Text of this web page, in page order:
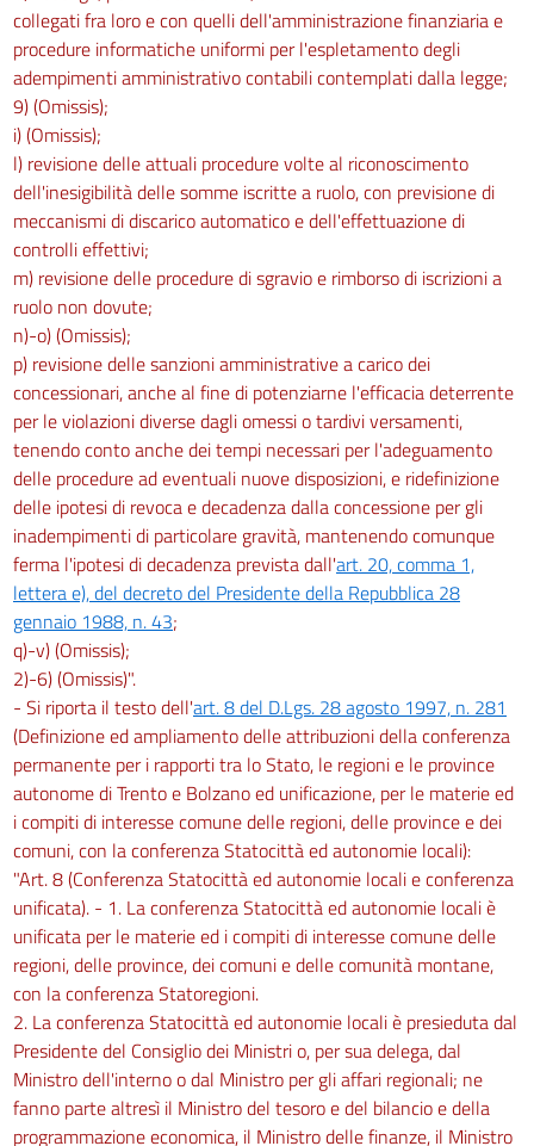
collegati fra loro e con quelli dell'amministrazione finanziaria e
procedure informatiche uniformi per l'espletamento degli
adempimenti amministrativo contabili contemplati dalla legge;
9) (Omissis);
i) (Omissis);
l) revisione delle attuali procedure volte al riconoscimento
dell'inesigibilità delle somme iscritte a ruolo, con previsione di
meccanismi di discarico automatico e dell'effettuazione di
controlli effettivi;
m) revisione delle procedure di sgravio e rimborso di iscrizioni a
ruolo non dovute;
n)-o) (Omissis);
p) revisione delle sanzioni amministrative a carico dei
concessionari, anche al fine di potenziarne l'efficacia deterrente
per le violazioni diverse dagli omessi o tardivi versamenti,
tenendo conto anche dei tempi necessari per l'adeguamento
delle procedure ad eventuali nuove disposizioni, e ridefinizione
delle ipotesi di revoca e decadenza dalla concessione per gli
inadempimenti di particolare gravità, mantenendo comunque
ferma l'ipotesi di decadenza prevista dall'art. 20, comma 1,
lettera e), del decreto del Presidente della Repubblica 28
gennaio 1988, n. 43;
q)-v) (Omissis);
2)-6) (Omissis)".
- Si riporta il testo dell'art. 8 del D.Lgs. 28 agosto 1997, n. 281
(Definizione ed ampliamento delle attribuzioni della conferenza
permanente per i rapporti tra lo Stato, le regioni e le province
autonome di Trento e Bolzano ed unificazione, per le materie ed
i compiti di interesse comune delle regioni, delle province e dei
comuni, con la conferenza Statocittà ed autonomie locali):
"Art. 8 (Conferenza Statocittà ed autonomie locali e conferenza
unificata). - 1. La conferenza Statocittà ed autonomie locali è
unificata per le materie ed i compiti di interesse comune delle
regioni, delle province, dei comuni e delle comunità montane,
con la conferenza Statoregioni.
2. La conferenza Statocittà ed autonomie locali è presieduta dal
Presidente del Consiglio dei Ministri o, per sua delega, dal
Ministro dell'interno o dal Ministro per gli affari regionali; ne
fanno parte altresì il Ministro del tesoro e del bilancio e della
programmazione economica, il Ministro delle finanze, il Ministro